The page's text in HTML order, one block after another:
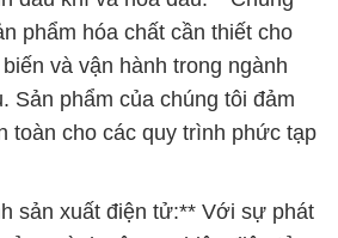
sản xuất điện tử:** Với sự phát
ngành công nghiệp điện tử,
hóa chất cần thiết cho quá
kiện điện tử và bảo vệ các
của các yếu tố môi